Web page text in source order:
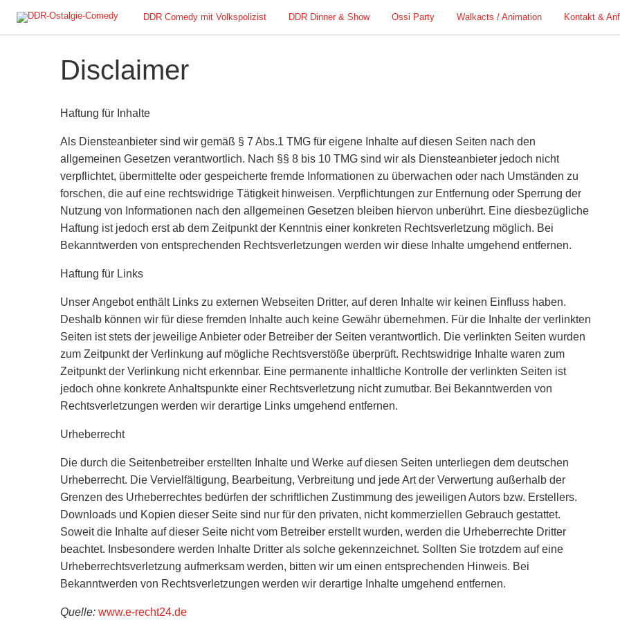
DDR Comedy mit Volkspolizist DDR Dinner & Show Ossi Party Walkacts / Animation Kontakt &
Disclaimer
Haftung für Inhalte
Als Diensteanbieter sind wir gemäß § 7 Abs.1 TMG für eigene Inhalte auf diesen Seiten nach den
allgemeinen Gesetzen verantwortlich. Nach §§ 8 bis 10 TMG sind wir als Diensteanbieter jedoch nicht
verpflichtet, übermittelte oder gespeicherte fremde Informationen zu überwachen oder nach Umständen zu
forschen, die auf eine rechtswidrige Tätigkeit hinweisen. Verpflichtungen zur Entfernung oder Sperrung der
Nutzung von Informationen nach den allgemeinen Gesetzen bleiben hiervon unberührt. Eine diesbezügliche
Haftung ist jedoch erst ab dem Zeitpunkt der Kenntnis einer konkreten Rechtsverletzung möglich. Bei
Bekanntwerden von entsprechenden Rechtsverletzungen werden wir diese Inhalte umgehend entfernen.
Haftung für Links
Unser Angebot enthält Links zu externen Webseiten Dritter, auf deren Inhalte wir keinen Einfluss haben.
Deshalb können wir für diese fremden Inhalte auch keine Gewähr übernehmen. Für die Inhalte der verlinkten
Seiten ist stets der jeweilige Anbieter oder Betreiber der Seiten verantwortlich. Die verlinkten Seiten wurden
zum Zeitpunkt der Verlinkung auf mögliche Rechtsverstöße überprüft. Rechtswidrige Inhalte waren zum
Zeitpunkt der Verlinkung nicht erkennbar. Eine permanente inhaltliche Kontrolle der verlinkten Seiten ist
jedoch ohne konkrete Anhaltspunkte einer Rechtsverletzung nicht zumutbar. Bei Bekanntwerden von
Rechtsverletzungen werden wir derartige Links umgehend entfernen.
Urheberrecht
Die durch die Seitenbetreiber erstellten Inhalte und Werke auf diesen Seiten unterliegen dem deutschen
Urheberrecht. Die Vervielfältigung, Bearbeitung, Verbreitung und jede Art der Verwertung außerhalb der
Grenzen des Urheberrechtes bedürfen der schriftlichen Zustimmung des jeweiligen Autors bzw. Erstellers.
Downloads und Kopien dieser Seite sind nur für den privaten, nicht kommerziellen Gebrauch gestattet.
Soweit die Inhalte auf dieser Seite nicht vom Betreiber erstellt wurden, werden die Urheberrechte Dritter
beachtet. Insbesondere werden Inhalte Dritter als solche gekennzeichnet. Sollten Sie trotzdem auf eine
Urheberrechtsverletzung aufmerksam werden, bitten wir um einen entsprechenden Hinweis. Bei
Bekanntwerden von Rechtsverletzungen werden wir derartige Inhalte umgehend entfernen.
Quelle: www.e-recht24.de